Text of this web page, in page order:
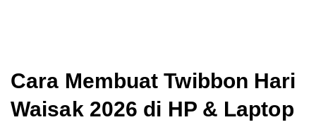
Cara MembuatTwibbon Hari
Waisak 2026 di HP & Laptop